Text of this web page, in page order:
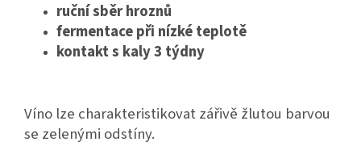
ruční sběr hroznů
fermentace při nízké teplotě
kontakt s kaly 3 týdny
Víno lze charakteristikovat zářivě žlutou barvou
se zelenými odstíny.